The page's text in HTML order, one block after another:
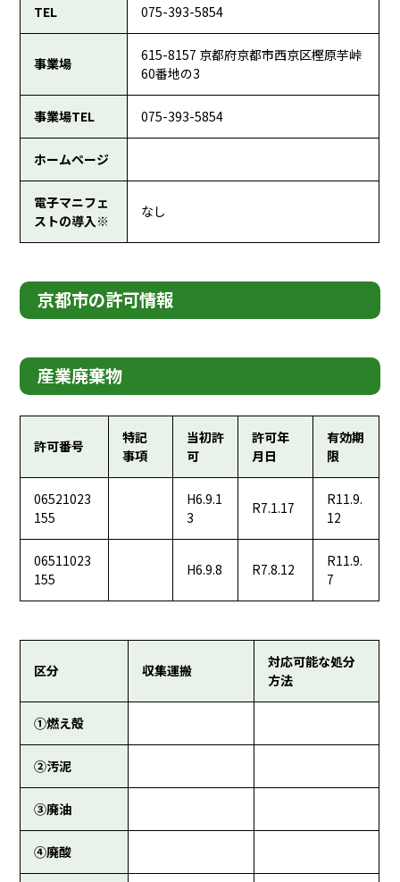
TEL 075-393-5854
事業場
615-8157 京都府京都市西京区樫原芋峠
60番地の3
事業場TEL 075-393-5854
ホームページ
電子マニフェ
ストの導入※
なし
京都市の許可情報
産業廃棄物
許可番号
特記
事項
当初許
可
許可年
月日
有効期
限
06521023
155
H6.9.1
3
R7.1.17
R11.9.
12
06511023
155
H6.9.8 R7.8.12
R11.9.
7
区分 収集運搬
対応可能な処分
方法
①燃え殻
②汚泥
③廃油
④廃酸